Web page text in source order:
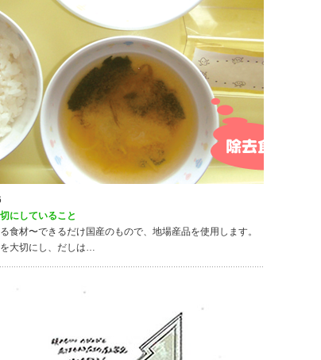
にしていること
食材〜できるだけ国産のもので、地場産品を使用します。
大切にし、だしは…